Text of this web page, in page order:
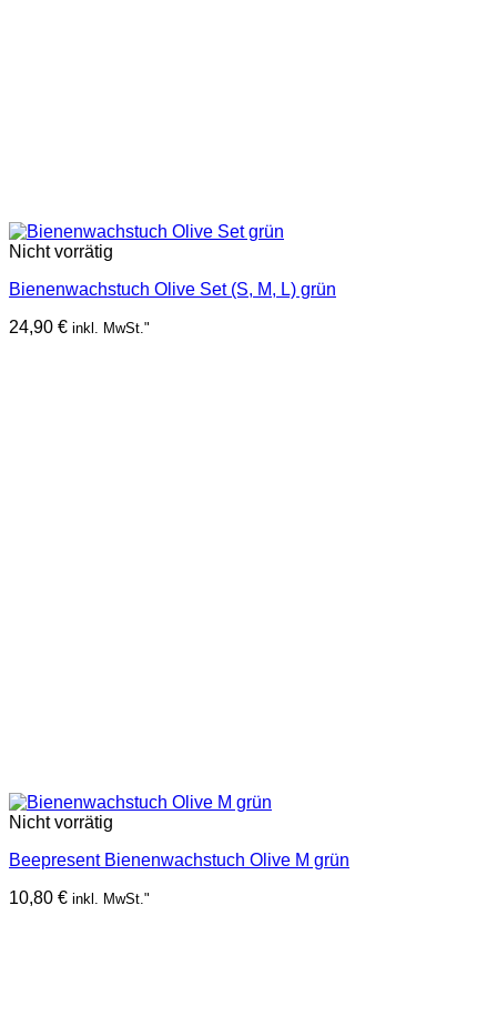
Nicht vorrätig
Bienenwachstuch Olive Set (S, M, L) grün
24,90 € inkl. MwSt."
Nicht vorrätig
Beepresent Bienenwachstuch Olive M grün
10,80 € inkl. MwSt."